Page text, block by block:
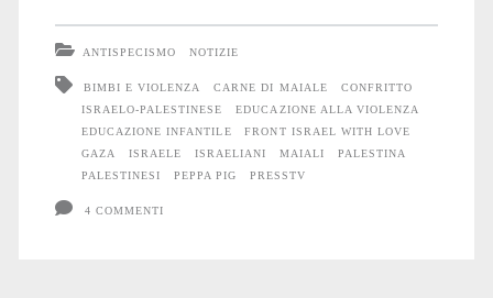
sorrisi
dei
ANTISPECISMO NOTIZIE
BIMBI E VIOLENZA CARNE DI MAIALE
CONFRITTO
ISRAELO-PALESTINESE
EDUCAZIONE ALLA VIOLENZA
EDUCAZIONE INFANTILE
FRONT ISRAEL WITH LOVE
GAZA
ISRAELE ISRAELIANI MAIALI
PALESTINA
PALESTINESI
PEPPA PIG PRESSTV
4 COMMENTI